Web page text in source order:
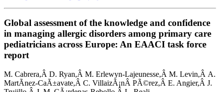
Global assessment of the knowledge and confidence
in managing allergic disorders among primary care
pediatricians across Europe: An EAACI task force
report
M. Cabrera,Â D. Ryan,Â M. Erlewyn-Lajeunesse,Â M. Levin,Â A.
MartÃ­nez-CaÃ±avate,Â C. VillaizÃ¡nÂ PÃ©rez,Â E. Angier,Â J.